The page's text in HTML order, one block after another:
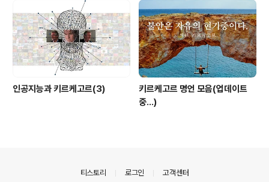
인공지능과 키르케고르(3)
키르케고르 명언 모음(업데이트
중...)
티스토리 로그인 고객센터